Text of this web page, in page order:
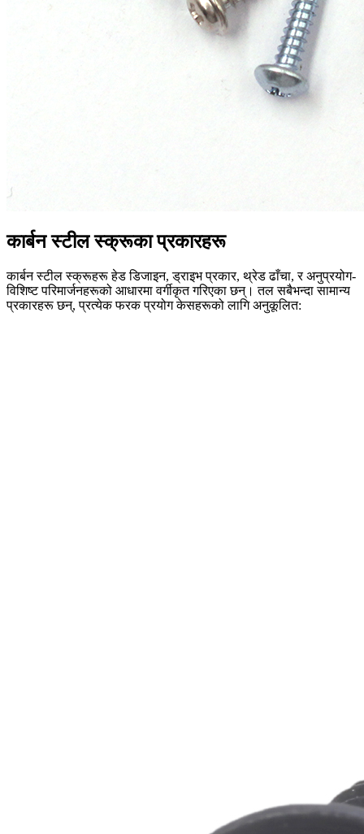
कार्बन स्टील स्क्रूका प्रकारहरू
कार्बन स्टील स्क्रूहरू हेड डिजाइन, ड्राइभ प्रकार, थ्रेड ढाँचा, र अनुप्रयोग-
विशिष्ट परिमार्जनहरूको आधारमा वर्गीकृत गरिएका छन्। तल सबैभन्दा सामान्य
प्रकारहरू छन्, प्रत्येक फरक प्रयोग केसहरूको लागि अनुकूलित: